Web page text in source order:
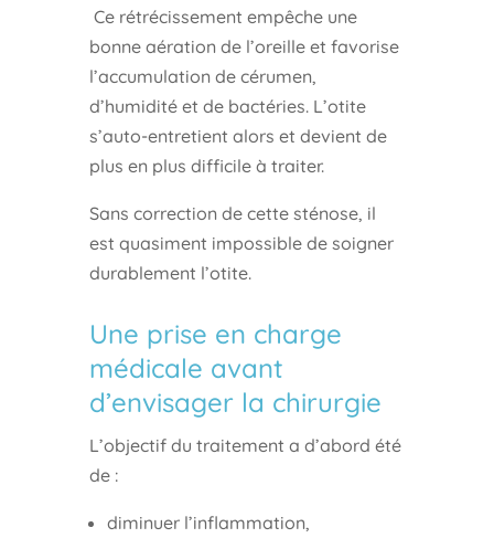
Ce rétrécissement empêche une
bonne aération de l’oreille et favorise
l’accumulation de cérumen,
d’humidité et de bactéries. L’otite
s’auto-entretient alors et devient de
plus en plus difficile à traiter.
Sans correction de cette sténose, il
est quasiment impossible de soigner
durablement l’otite.
Une prise en charge
médicale avant
d’envisager la chirurgie
L’objectif du traitement a d’abord été
de :
diminuer l’inflammation,